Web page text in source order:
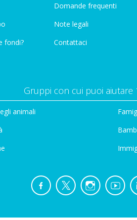
fondi?
Domande frequenti
Note legali
Contattaci
Gruppi con cui puoi aiutare
animali